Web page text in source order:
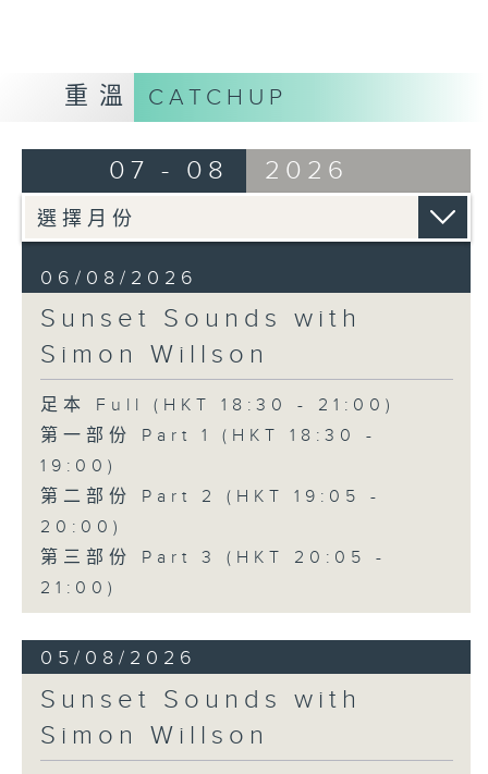
重溫 CATCHUP
07 - 08 2026
06/08/2026
Sunset Sounds with
Simon Willson
足本 Full (HKT 18:30 - 21:00)
第一部份 Part 1 (HKT 18:30 -
19:00)
第二部份 Part 2 (HKT 19:05 -
20:00)
第三部份 Part 3 (HKT 20:05 -
21:00)
05/08/2026
Sunset Sounds with
Simon Willson